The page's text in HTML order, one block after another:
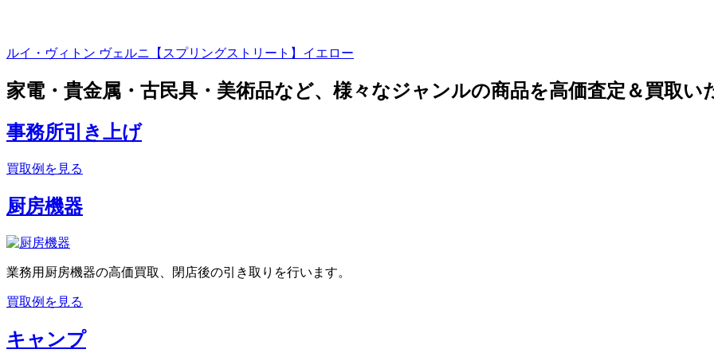
ルイ・ヴィトン ヴェルニ【スプリングストリート】イエロー
家電・貴金属・古民具・美術品など、様々なジャンルの商品を高価査定＆買取い
事務所引き上げ
買取例を見る
厨房機器
業務用厨房機器の高価買取、閉店後の引き取りを行います。
買取例を見る
キャンプ